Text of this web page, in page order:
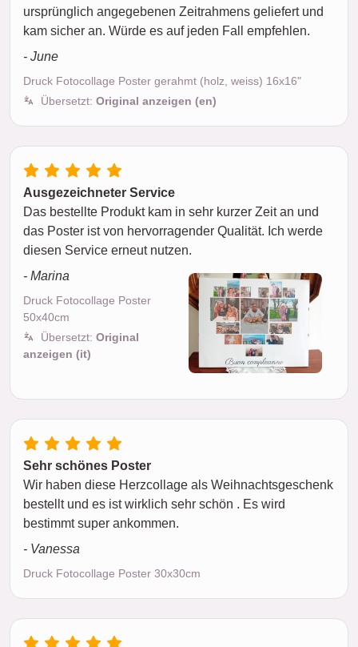
ursprünglich angegebenen Zeitrahmens geliefert und
kam sicher an. Würde es auf jeden Fall empfehlen.
- June
Druck Fotocollage Poster gerahmt (holz, weiss) 16x16"
Übersetzt: Original anzeigen (en)
Ausgezeichneter Service
Das bestellte Produkt kam in sehr kurzer Zeit an und
das Poster ist von hervorragender Qualität. Ich werde
diesen Service erneut nutzen.
- Marina
Druck Fotocollage Poster
50x40cm
Übersetzt: Original
anzeigen (it)
Sehr schönes Poster
Wir haben diese Herzcollage als Weihnachtsgeschenk
bestellt und es ist wirklich sehr schön . Es wird
bestimmt super ankommen.
- Vanessa
Druck Fotocollage Poster 30x30cm